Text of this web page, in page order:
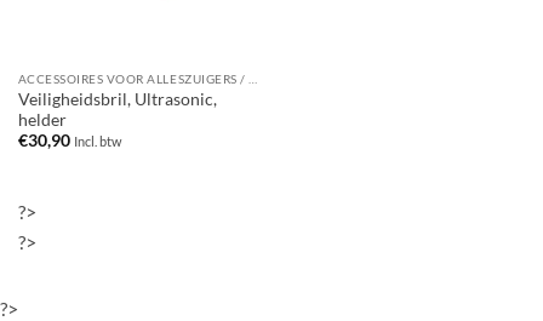
Veiligheidsbril, Ultrasonic,
helder
€30,90 Incl. btw
?>
?>
?>